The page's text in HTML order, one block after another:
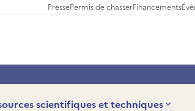
PressePermis de chasserFinancements
scientifiques et techniques